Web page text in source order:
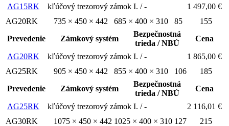
AG15RK kľúčový trezorový zámok I. / -
1 497,00 €
AG20RK
735 × 450 × 442 685 × 400 × 310 85
155
Prevedenie
Zámkový systém
Bezpečnostná
trieda / NBÚ
Cena
AG20RK kľúčový trezorový zámok I. / -
1 865,00 €
AG25RK
905 × 450 × 442 855 × 400 × 310 106
185
Prevedenie
Zámkový systém
Bezpečnostná
trieda / NBÚ
Cena
AG25RK kľúčový trezorový zámok I. / -
2 116,01 €
AG30RK
1075 × 450 × 442 1025 × 400 × 310 127
215